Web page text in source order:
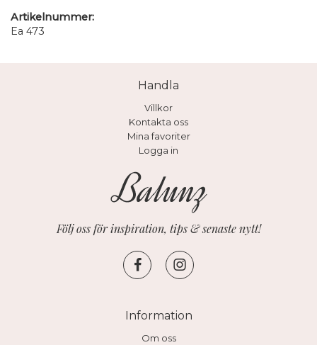
Artikelnummer:
Ea 473
Handla
Villkor
Kontakta oss
Mina favoriter
Logga in
Följ oss för inspiration, tips & senaste nytt!
Information
Om oss